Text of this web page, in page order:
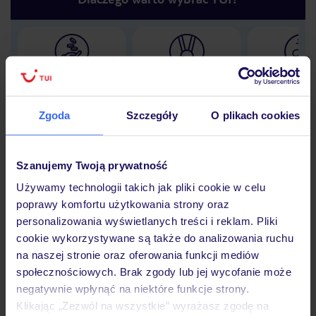
Zgoda Szczegóły O plikach cookies
Szanujemy Twoją prywatność
Używamy technologii takich jak pliki cookie w celu
poprawy komfortu użytkowania strony oraz
personalizowania wyświetlanych treści i reklam. Pliki
cookie wykorzystywane są także do analizowania ruchu
na naszej stronie oraz oferowania funkcji mediów
społecznościowych. Brak zgody lub jej wycofanie może
negatywnie wpłynąć na niektóre funkcje strony.
Klikając „Zezwól na wszystkie” wyrażasz zgodę na
Lider niskich cen 30 lat w
Hotel
Opinie
Pokoje